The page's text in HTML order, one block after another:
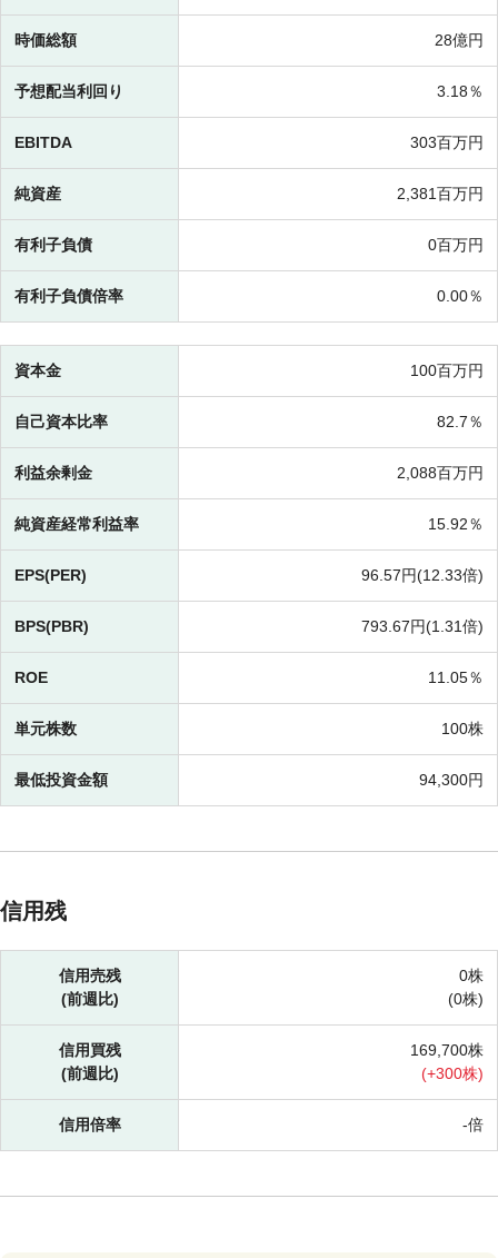
時価総額 28億円
予想配当利回り 3.18％
EBITDA 303百万円
純資産 2,381百万円
有利子負債 0百万円
有利子負債倍率 0.00％
資本金 100百万円
自己資本比率 82.7％
利益余剰金 2,088百万円
純資産経常利益率 15.92％
EPS(PER) 96.57円(12.33倍)
BPS(PBR) 793.67円(1.31倍)
ROE 11.05％
単元株数 100株
最低投資金額 94,300円
信用残
信用売残
(前週比)
0株
(0株)
信用買残
(前週比)
169,700株
(+300株)
信用倍率 -倍